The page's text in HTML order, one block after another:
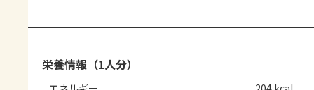
栄養情報（1人分）